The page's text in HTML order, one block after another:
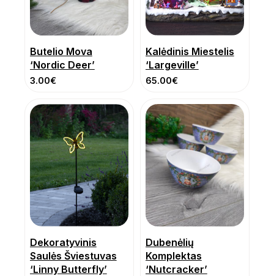
Butelio Mova
‘Nordic Deer’
3.00€
Kalėdinis Miestelis
‘Largeville’
65.00€
Dekoratyvinis
Saulės Šviestuvas
‘Linny Butterfly’
Dubenėlių
Komplektas
‘Nutcracker’